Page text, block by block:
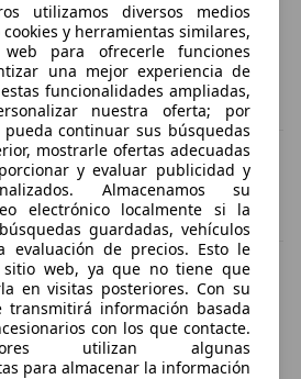
Mercedes-Benz GLC 220 ocasión
Mercedes-Benz GLC 220 diésel
Mercedes-Benz GLC 220 electro/diésel
utilizamos diversos medios
y herramientas similares,
para ofrecerle funciones
una mejor experiencia de
funcionalidades ampliadas,
nuestra oferta; por
continuar sus búsquedas
mostrarle ofertas adecuadas
y evaluar publicidad y
Almacenamos su
electrónico localmente si la
guardadas, vehículos
evaluación de precios. Esto le
web, ya que no tiene que
en visitas posteriores. Con su
transmitirá información basada
con los que contacte.
utilizan algunas
para almacenar la información